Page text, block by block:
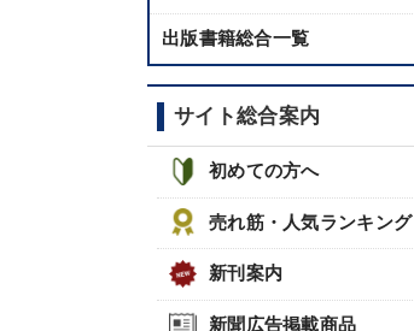
出版書籍総合一覧
サイト総合案内
初めての方へ
売れ筋・人気ランキング
新刊案内
新聞広告掲載商品